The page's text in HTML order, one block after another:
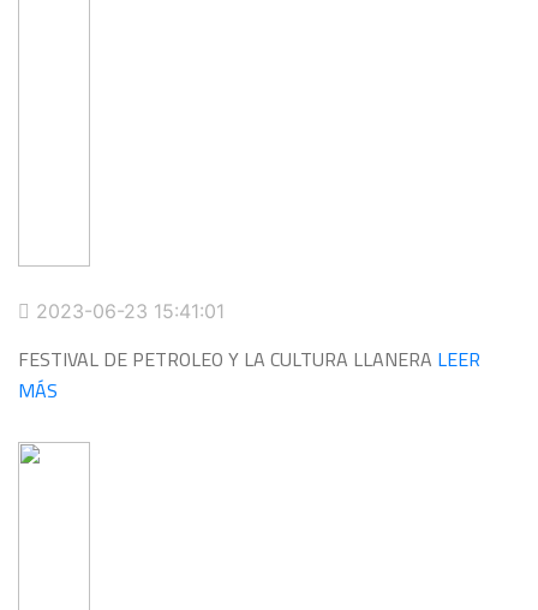
2023-06-23 15:41:01
FESTIVAL DE PETROLEO Y LA CULTURA LLANERA LEER
MÁS